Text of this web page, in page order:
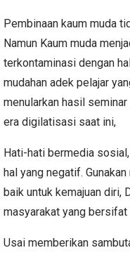
Pembinaan kaum muda
Namun Kaum muda
terkontaminasi dengan
mudahan adek pelajar
menularkan hasil
era digilatisasi saat ini,
Hati-hati bermedia
hal yang negatif.
baik untuk kemajuan diri,
masyarakat yang
Usai memberikan